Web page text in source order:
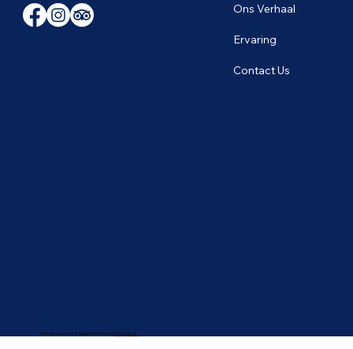
Ons Verhaal
Ervaring
Contact Us
Web Development & Digital Marketing byBrangels.co